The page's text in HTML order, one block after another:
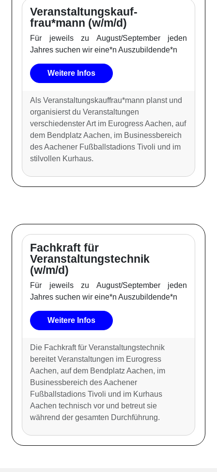
Veranstaltungskauf-
frau*mann (w/m/d)
Für jeweils zu August/September jeden
Jahres suchen wir eine*n Auszubildende*n
Weitere Infos
Als Veranstaltungskauffrau*mann planst und
organisierst du Veranstaltungen
verschiedenster Art im Eurogress Aachen, auf
dem Bendplatz Aachen, im Businessbereich
des Aachener Fußballstadions Tivoli und im
stilvollen Kurhaus.
Fachkraft für
Veranstaltungstechnik
(w/m/d)
Für jeweils zu August/September jeden
Jahres suchen wir eine*n Auszubildende*n
Weitere Infos
Die Fachkraft für Veranstaltungstechnik
bereitet Veranstaltungen im Eurogress
Aachen, auf dem Bendplatz Aachen, im
Businessbereich des Aachener
Fußballstadions Tivoli und im Kurhaus
Aachen technisch vor und betreut sie
während der gesamten Durchführung.